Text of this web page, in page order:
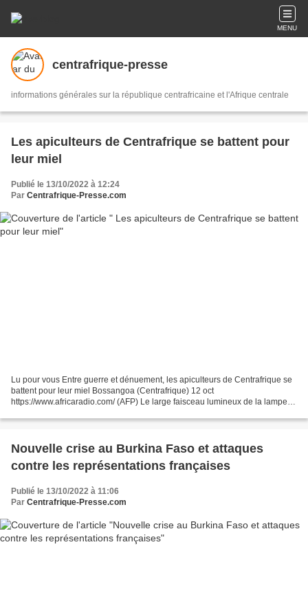
MENU
centrafrique-presse
informations générales sur la république centrafricaine et l'Afrique centrale
Les apiculteurs de Centrafrique se battent pour
leur miel
Publié le 13/10/2022 à 12:24
Par Centrafrique-Presse.com
Lu pour vous Entre guerre et dénuement, les apiculteurs de Centrafrique se
battent pour leur miel Bossangoa (Centrafrique) 12 oct
https://www.africaradio.com/ (AFP) Le large faisceau lumineux de la lampe
Nouvelle crise au Burkina Faso et attaques
contre les représentations françaises
Publié le 13/10/2022 à 11:06
Par Centrafrique-Presse.com